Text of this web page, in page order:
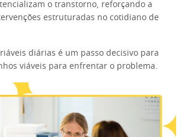
o transtorno, reforçando a
estruturadas no cotidiano de
diárias é um passo decisivo para
viáveis para enfrentar o problema.